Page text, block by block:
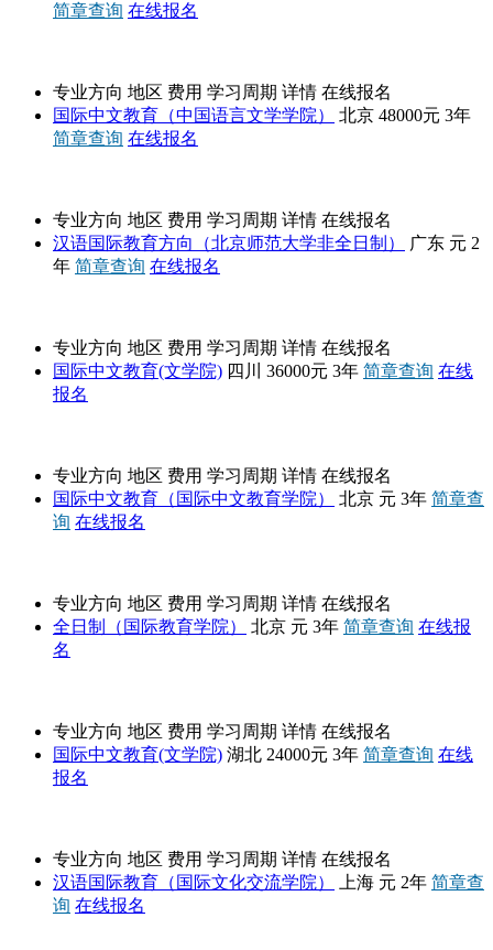
简章查询 在线报名
专业方向 地区 费用 学习周期 详情 在线报名
国际中文教育（中国语言文学学院）
北京 48000元 3年
简章查询 在线报名
专业方向 地区 费用 学习周期 详情 在线报名
汉语国际教育方向（北京师范大学非全日制）
广东 元 2
年 简章查询 在线报名
专业方向 地区 费用 学习周期 详情 在线报名
国际中文教育(文学院) 四川 36000元 3年 简章查询 在线
报名
专业方向 地区 费用 学习周期 详情 在线报名
国际中文教育（国际中文教育学院）
北京 元 3年 简章查
询 在线报名
专业方向 地区 费用 学习周期 详情 在线报名
全日制（国际教育学院）
北京 元 3年 简章查询 在线报
名
专业方向 地区 费用 学习周期 详情 在线报名
国际中文教育(文学院) 湖北 24000元 3年 简章查询 在线
报名
专业方向 地区 费用 学习周期 详情 在线报名
汉语国际教育（国际文化交流学院）
上海 元 2年 简章查
询 在线报名